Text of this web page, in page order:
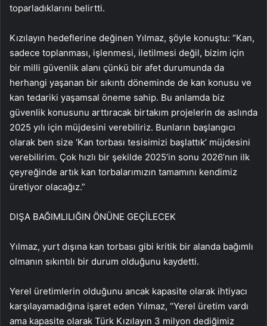
toparladıklarını belirtti.
Kızılayın hedeflerine değinen Yılmaz, şöyle konuştu: “Kan,
sadece toplanması, işlenmesi, iletilmesi değil, bizim için
bir milli güvenlik alanı çünkü bir afet durumunda da
herhangi yaşanan bir sıkıntı döneminde de kan konusu ve
kan tedariki yaşamsal öneme sahip. Bu anlamda biz
güvenlik konusunu arttıracak birtakım projelerin de aslında
2025 yılı için müjdesini verebiliriz. Bunların başlangıcı
olarak ben size ‘Kan torbası tesisimizi başlattık’ müjdesini
verebilirim. Çok hızlı bir şekilde 2025’in sonu 2026’nın ilk
çeyreğinde artık kan torbalarımızın tamamını kendimiz
üretiyor olacağız.”
DIŞA BAĞIMLILIĞIN ÖNÜNE GEÇİLECEK
Yılmaz, yurt dışına kan torbası gibi kritik bir alanda bağımlı
olmanın sıkıntılı bir durum olduğunu kaydetti.
Yerel üretimlerin olduğunu ancak kapasite olarak ihtiyacı
karşılayamadığına işaret eden Yılmaz, “Yerel üretim vardı
ama kapasite olarak Türk Kızılayın 3 milyon dediğimiz